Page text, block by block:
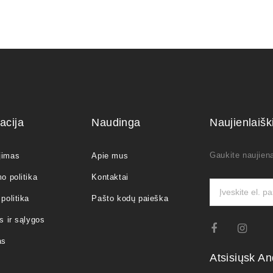
politika
ir sąlygos
Naudinga
Apie mus
Kontaktai
Pašto kodų paieška
Gaukite
Atsisiųsk